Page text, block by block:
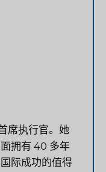
席执行官。她
拥有 40 多年
际成功的值得